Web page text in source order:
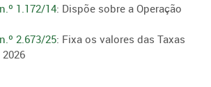
1.172/14: Dispõe sobre a Operação
2.673/25: Fixa os valores das Taxas